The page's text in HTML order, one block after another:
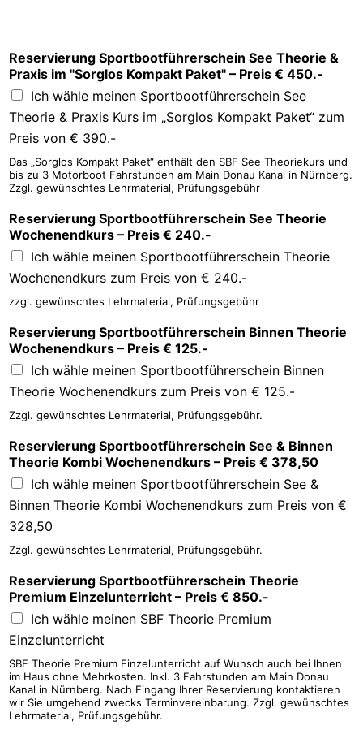
Reservierung Sportbootführerschein See Theorie &
Praxis im "Sorglos Kompakt Paket" – Preis € 450.-
Ich wähle meinen Sportbootführerschein See
Theorie & Praxis Kurs im „Sorglos Kompakt Paket“ zum
Preis von € 390.-
Das „Sorglos Kompakt Paket“ enthält den SBF See Theoriekurs und
bis zu 3 Motorboot Fahrstunden am Main Donau Kanal in Nürnberg.
Zzgl. gewünschtes Lehrmaterial, Prüfungsgebühr
Reservierung Sportbootführerschein See Theorie
Wochenendkurs – Preis € 240.-
Ich wähle meinen Sportbootführerschein Theorie
Wochenendkurs zum Preis von € 240.-
zzgl. gewünschtes Lehrmaterial, Prüfungsgebühr
Reservierung Sportbootführerschein Binnen Theorie
Wochenendkurs – Preis € 125.-
Ich wähle meinen Sportbootführerschein Binnen
Theorie Wochenendkurs zum Preis von € 125.-
Zzgl. gewünschtes Lehrmaterial, Prüfungsgebühr.
Reservierung Sportbootführerschein See & Binnen
Theorie Kombi Wochenendkurs – Preis € 378,50
Ich wähle meinen Sportbootführerschein See &
Binnen Theorie Kombi Wochenendkurs zum Preis von €
328,50
Zzgl. gewünschtes Lehrmaterial, Prüfungsgebühr.
Reservierung Sportbootführerschein Theorie
Premium Einzelunterricht – Preis € 850.-
Ich wähle meinen SBF Theorie Premium
Einzelunterricht
SBF Theorie Premium Einzelunterricht auf Wunsch auch bei Ihnen
im Haus ohne Mehrkosten. Inkl. 3 Fahrstunden am Main Donau
Kanal in Nürnberg. Nach Eingang Ihrer Reservierung kontaktieren
wir Sie umgehend zwecks Terminvereinbarung. Zzgl. gewünschtes
Lehrmaterial, Prüfungsgebühr.